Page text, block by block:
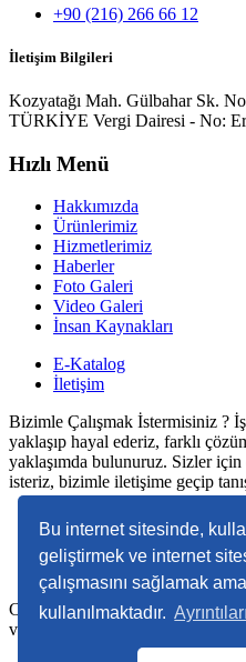
Bu internet sitesinde,
geliştirmek ve internet
çalışmasını sağlamak
kullanılmaktadır.
+90 (216) 266 66 12
İletişim Bilgileri
Kozyatağı Mah. Gülbahar Sk.
TÜRKİYE Vergi Dairesi - No:
Hızlı Menü
Hakkımızda
Ürünlerimiz
Hizmetlerimiz
Haberler
Foto Galeri
Video Galeri
İnsan Kaynakları
E-Katalog
İletişim
Bizimle Çalışmak İstermisiniz ?
yaklaşıp hayal ederiz, farklı
yaklaşımda bulunuruz. Sizler
isteriz, bizimle iletişime geçip
Çalışma Saatleri
Pazartesi - Cuma 09:00 -
Copyright © 2022. Her Hakkı
ve dağıtılması halinde yasal